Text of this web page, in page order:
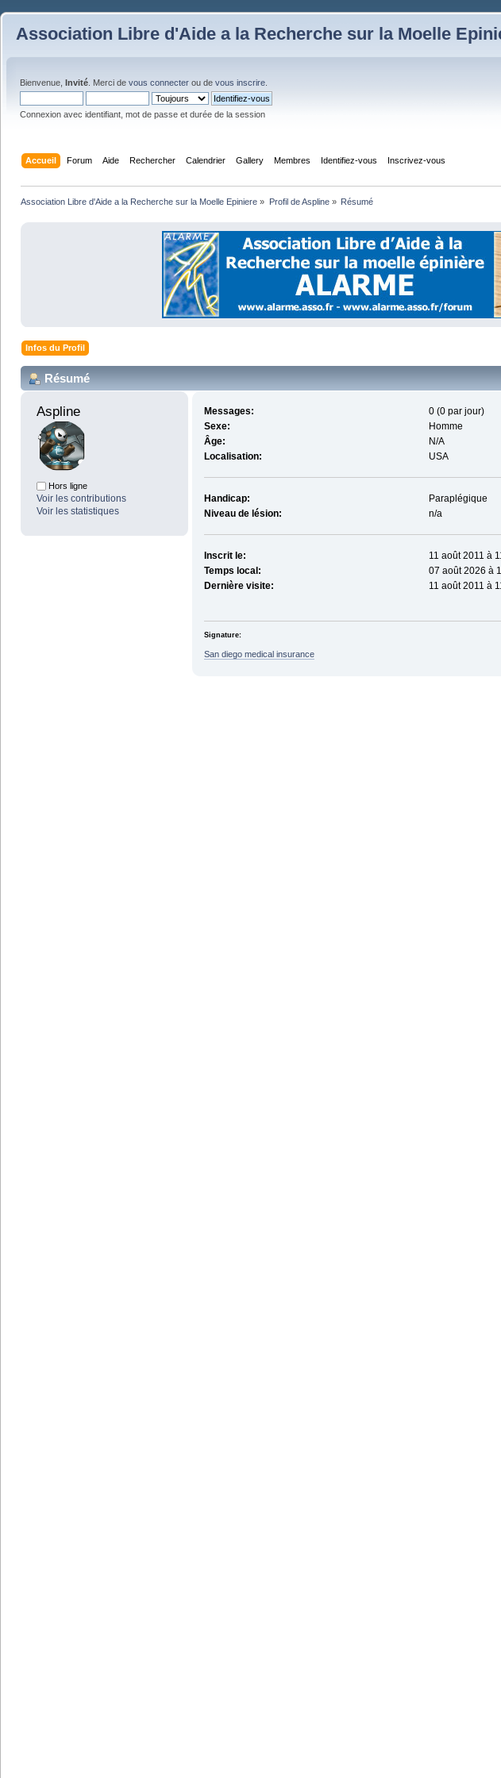
Association Libre d'Aide a la Recherche sur la Moelle
Bienvenue, Invité . Merci de vous connecter ou de vous inscrire
Connexion avec identifiant, mot de passe et durée de la session
Accueil Forum Aide Rechercher Calendrier Gallery Membres Identifiez-vous Inscrivez-vous
Association Libre d'Aide a la Recherche sur la Moelle Epiniere » Profil de Aspline» Résumé
Infos du Profil
Résumé
Aspline
Hors ligne
Voir les contributions
Voir les statistiques
Messages:
0 (0 par jour)
Sexe:
Homme
Âge:
N/A
Localisation:
USA
Handicap:
Paraplégique
Niveau de lésion:
n/a
Inscrit le:
11 août 2011 à
Temps local:
07 août 2026 à
Dernière visite:
11 août 2011 à
Signature:
San diego medical insurance